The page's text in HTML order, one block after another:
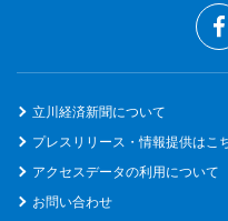
立川経済新聞について
プレスリリース・情報提供はこ
アクセスデータの利用について
お問い合わせ